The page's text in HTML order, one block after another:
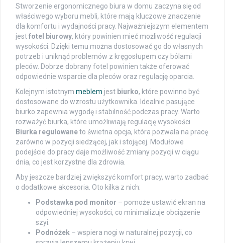
Stworzenie ergonomicznego biura w domu zaczyna się od
właściwego wyboru mebli, które mają kluczowe znaczenie
dla komfortu i wydajności pracy. Najważniejszym elementem
jestfotel biurowy, który powinien mieć możliwość regulacji
wysokości. Dzięki temu można dostosować go do własnych
potrzeb i uniknąć problemów z kręgosłupem czy bólami
pleców. Dobrze dobrany fotel powinien także oferować
odpowiednie wsparcie dla pleców oraz regulację oparcia.
Kolejnym istotnym meblem jest biurko, które powinno być
dostosowane do wzrostu użytkownika. Idealnie pasujące
biurko zapewnia wygodę i stabilność podczas pracy. Warto
rozważyć biurka, które umożliwiają regulację wysokości.
Biurka regulowaneto świetna opcja, która pozwala na pracę
zarówno w pozycji siedzącej, jak i stojącej. Modułowe
podejście do pracy daje możliwość zmiany pozycji w ciągu
dnia, co jest korzystne dla zdrowia.
Aby jeszcze bardziej zwiększyć komfort pracy, warto zadbać
o dodatkowe akcesoria. Oto kilka z nich:
Podstawka pod monitor – pomoże ustawić ekran na
odpowiedniej wysokości, co minimalizuje obciążenie
szyi.
Podnóżek – wspiera nogi w naturalnej pozycji, co